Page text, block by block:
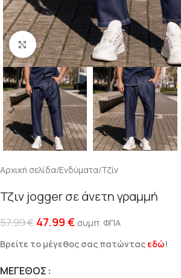
Click to enlarge
Αρχική σελίδα/Ενδύματα/Τζίν
Τζιν jogger σε άνετη γραμμή
57.99€ 47.99 € συμπ. ΦΠΑ
Βρείτε το μέγεθος σας πατώντας εδώ!
ΜΈΓΕΘΟΣ